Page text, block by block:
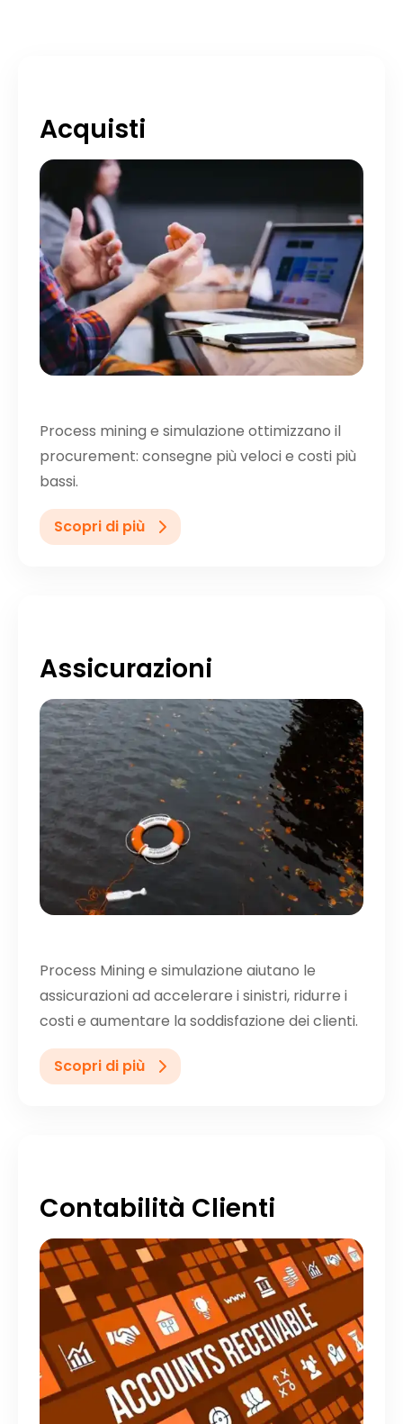
Acquisti
Process mining e simulazione ottimizzano il
procurement: consegne più veloci e costi più
bassi.
Scopri di più
Assicurazioni
Process Mining e simulazione aiutano le
assicurazioni ad accelerare i sinistri, ridurre i
costi e aumentare la soddisfazione dei clienti.
Scopri di più
Contabilità Clienti